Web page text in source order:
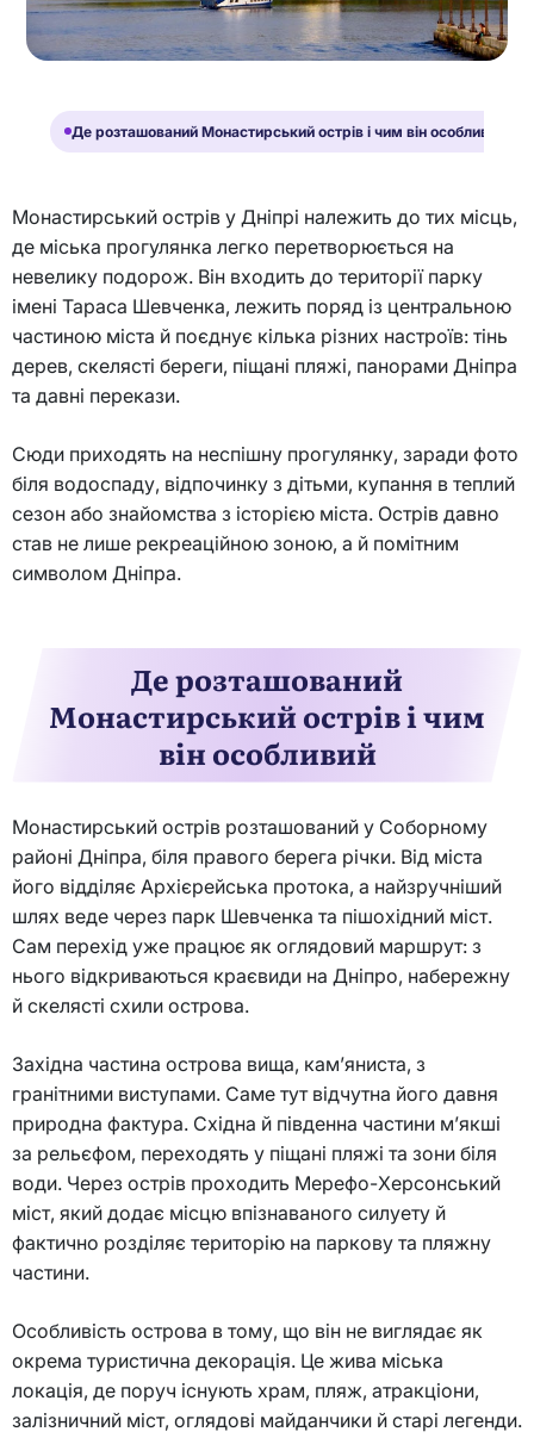
Де розташований Монастирський острів і чим він особливий
Монастирський острів у Дніпрі належить до тих місць,
де міська прогулянка легко перетворюється на
невелику подорож. Він входить до території парку
імені Тараса Шевченка, лежить поряд із центральною
частиною міста й поєднує кілька різних настроїв: тінь
дерев, скелясті береги, піщані пляжі, панорами Дніпра
та давні перекази.
Сюди приходять на неспішну прогулянку, заради фото
біля водоспаду, відпочинку з дітьми, купання в теплий
сезон або знайомства з історією міста. Острів давно
став не лише рекреаційною зоною, а й помітним
символом Дніпра.
Де розташований
Монастирський острів і чим
він особливий
Монастирський острів розташований у Соборному
районі Дніпра, біля правого берега річки. Від міста
його відділяє Архієрейська протока, а найзручніший
шлях веде через парк Шевченка та пішохідний міст.
Сам перехід уже працює як оглядовий маршрут: з
нього відкриваються краєвиди на Дніпро, набережну
й скелясті схили острова.
Західна частина острова вища, кам’яниста, з
гранітними виступами. Саме тут відчутна його давня
природна фактура. Східна й південна частини м’якші
за рельєфом, переходять у піщані пляжі та зони біля
води. Через острів проходить Мерефо-Херсонський
міст, який додає місцю впізнаваного силуету й
фактично розділяє територію на паркову та пляжну
частини.
Особливість острова в тому, що він не виглядає як
окрема туристична декорація. Це жива міська
локація, де поруч існують храм, пляж, атракціони,
залізничний міст, оглядові майданчики й старі легенди.